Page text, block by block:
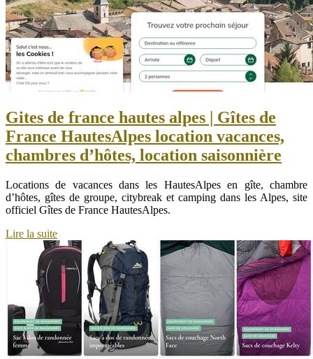
Gites de france hautes alpes | Gîtes de
France HautesAlpes location vacances,
chambres d’hôtes, location saisonnière
Locations de vacances dans les HautesAlpes en gîte, chambre
d’hôtes, gîtes de groupe, citybreak et camping dans les Alpes, site
officiel Gîtes de France HautesAlpes.
Lire la suite